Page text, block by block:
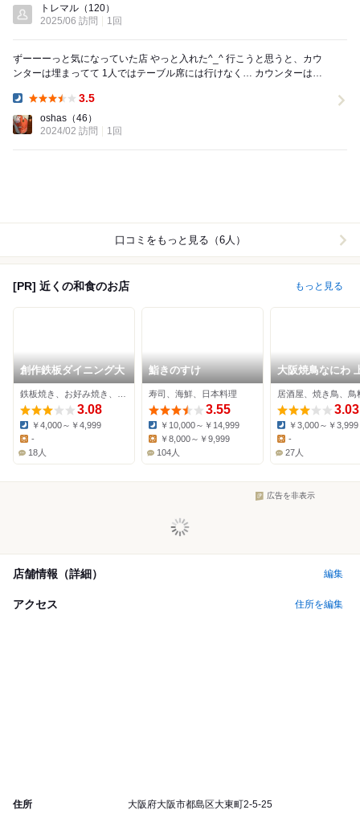
トレマル （120）
2025/06 訪問
1回
ずーーーっと気になっていた店 やっと入れた^_^ 行こうと思うと、カウ
ンターは埋まってて 1人ではテーブル席には行けなく… カウンターはい
3.5
oshas （46）
2024/02 訪問
1回
口コミをもっと見る（6人）
[PR] 近くの和食のお店 もっと見る
創作鉄板ダイニング大
3.08
Dinner:
￥4,000～￥4,999
Lunch:
-
18人
鮨きのすけ
寿司、海鮮、日本料理
3.55
Dinner:
￥10,000～￥14,999
￥8,000～￥9,999
104人
大阪焼鳥なにわ
庄店
居酒屋、焼き鳥、鳥
3.03
Dinner:
￥3,000～￥3,999
Lunch:
-
27人
広告を非表示
店舗情報（詳細） 編集
アクセス 住所を編集
住所 大阪府大阪市都島区大東町2-5-25